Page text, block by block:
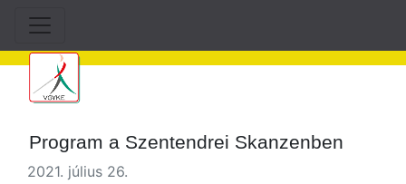
Program a Szentendrei Skanzenben
2021. július 26.